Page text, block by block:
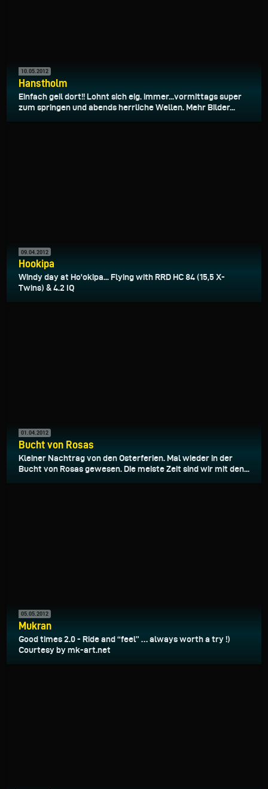
10.05.2012
Hanstholm
Einfach geil dort!! Lohnt sich eig. immer...vormittags super
zum springen und abends herrliche Wellen. Mehr Bilder...
09.04.2012
Hookipa
Windy day at Ho'okipa... Flying with RRD HC 84 (15,5 X-
Twins) & 4.2 IQ
01.04.2012
Bucht von Rosas
Kleiner Nachtrag von den Osterferien. Mal wieder in der
Bucht von Rosas gewesen. Die meiste Zeit sind wir mit den...
05.05.2012
Mukran
Good times 2.0 - Ride and “feel” … always worth a try !)
Courtesy by mk-art.net